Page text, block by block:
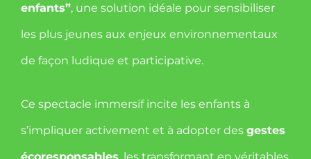
enfants”, une solution idéale pour sensibiliser
les plus jeunes aux enjeux environnementaux
de façon ludique et participative.
Ce spectacle immersif incite les enfants à
s’impliquer activement et à adopter des gestes